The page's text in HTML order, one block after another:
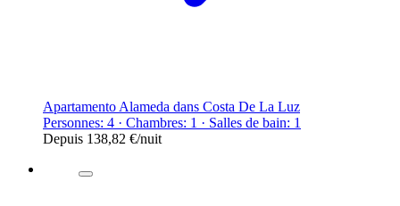
Apartamento Alameda dans Costa De La Luz
Personnes: 4 · Chambres: 1 · Salles de bain: 1
Depuis 138,82 €/nuit